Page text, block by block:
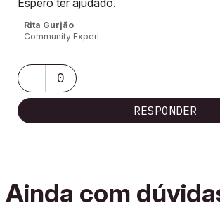
Rita Gurjão
Community Expert
0
RESPONDER
Ainda com